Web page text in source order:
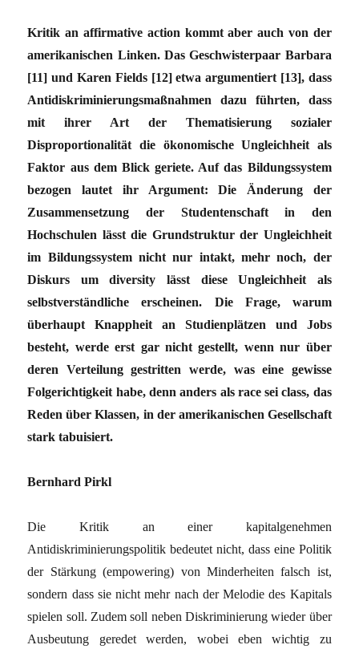
Kritik an affirmative action kommt aber auch von der
amerikanischen Linken. Das Geschwisterpaar Barbara
[11] und Karen Fields [12] etwa argumentiert [13], dass
Antidiskriminierungsmaßnahmen dazu führten, dass
mit ihrer Art der Thematisierung sozialer
Disproportionalität die ökonomische Ungleichheit als
Faktor aus dem Blick geriete. Auf das Bildungssystem
bezogen lautet ihr Argument: Die Änderung der
Zusammensetzung der Studentenschaft in den
Hochschulen lässt die Grundstruktur der Ungleichheit
im Bildungssystem nicht nur intakt, mehr noch, der
Diskurs um diversity lässt diese Ungleichheit als
selbstverständliche erscheinen. Die Frage, warum
überhaupt Knappheit an Studienplätzen und Jobs
besteht, werde erst gar nicht gestellt, wenn nur über
deren Verteilung gestritten werde, was eine gewisse
Folgerichtigkeit habe, denn anders als race sei class, das
Reden über Klassen, in der amerikanischen Gesellschaft
stark tabuisiert.
Bernhard Pirkl
Die Kritik an einer kapitalgenehmen
Antidiskriminierungspolitik bedeutet nicht, dass eine Politik
der Stärkung (empowering) von Minderheiten falsch ist,
sondern dass sie nicht mehr nach der Melodie des Kapitals
spielen soll. Zudem soll neben Diskriminierung wieder über
Ausbeutung geredet werden, wobei eben wichtig zu